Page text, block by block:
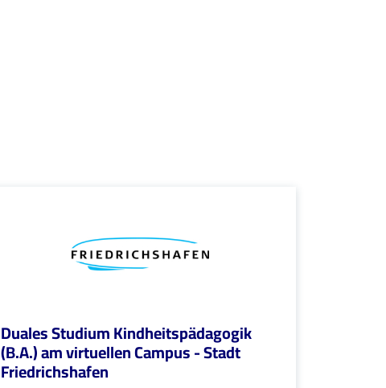
Duales Studium Kindheitspädagogik
(B.A.) am virtuellen Campus - Stadt
Friedrichshafen